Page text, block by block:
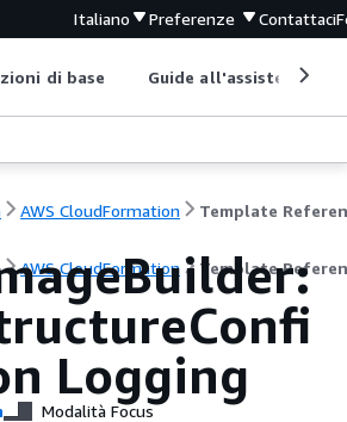
Italiano Preferenze Contattaci
di base Guide all'assistenza
AWS CloudFormation Template
AWS CloudFormation Template
Logging
Modalità Focus